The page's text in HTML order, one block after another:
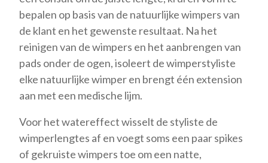
bepalen op basis van de natuurlijke wimpers van
de klant en het gewenste resultaat. Na het
reinigen van de wimpers en het aanbrengen van
pads onder de ogen, isoleert de wimperstyliste
elke natuurlijke wimper en brengt één extension
aan met een medische lijm.
Voor het watereffect wisselt de styliste de
wimperlengtes af en voegt soms een paar spikes
of gekruiste wimpers toe om een ​​natte,